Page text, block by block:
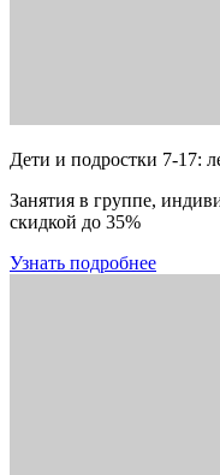
Дети и подростки 7-17:
Занятия в группе,
скидкой до 35%
Узнать подробнее